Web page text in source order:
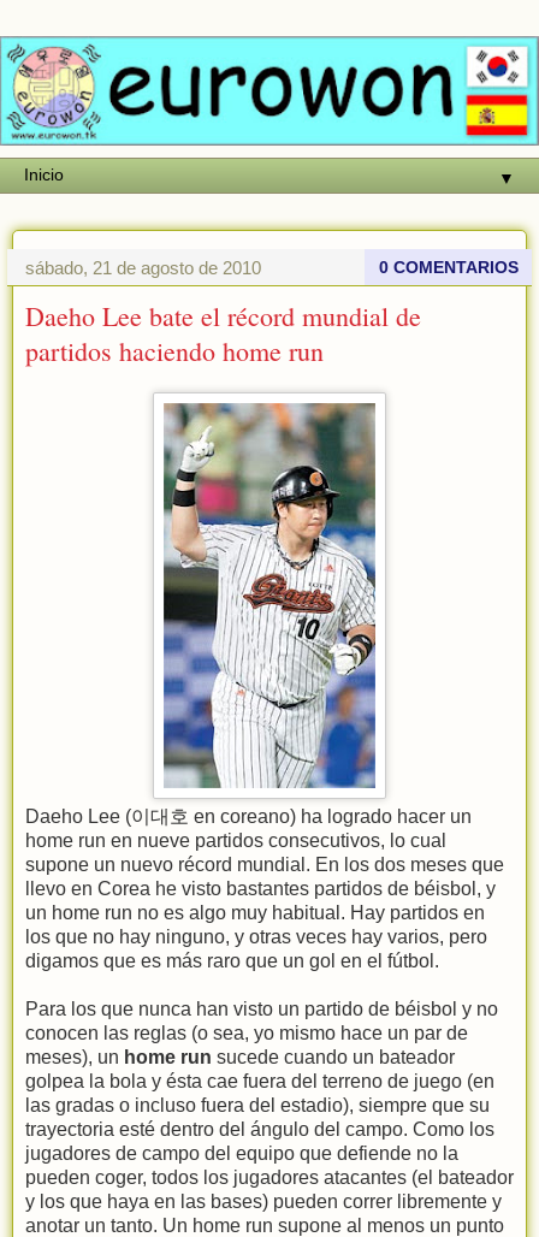
▼
sábado, 21 de agosto de 2010 0 COMENTARIOS
Daeho Lee bate el récord mundial de
partidos haciendo home run
Daeho Lee (이대호 en coreano) ha logrado hacer un
home run en nueve partidos consecutivos, lo cual
supone un nuevo récord mundial. En los dos meses que
llevo en Corea he visto bastantes partidos de béisbol, y
un home run no es algo muy habitual. Hay partidos en
los que no hay ninguno, y otras veces hay varios, pero
digamos que es más raro que un gol en el fútbol.
Para los que nunca han visto un partido de béisbol y no
conocen las reglas (o sea, yo mismo hace un par de
meses), un home run sucede cuando un bateador
golpea la bola y ésta cae fuera del terreno de juego (en
las gradas o incluso fuera del estadio), siempre que su
trayectoria esté dentro del ángulo del campo. Como los
jugadores de campo del equipo que defiende no la
pueden coger, todos los jugadores atacantes (el bateador
y los que haya en las bases) pueden correr libremente y
anotar un tanto. Un home run supone al menos un punto